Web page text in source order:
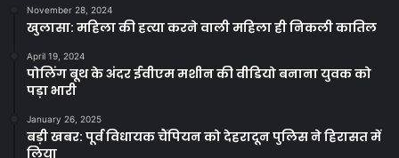
November 28, 2024
खुलासा: महिला की हत्या करने वाली महिला ही निकली कातिल
April 19, 2024
पोलिंग बूथ के अंदर ईवीएम मशीन की वीडियो बनाना युवक को
पड़ा भारी
January 26, 2025
बड़ी खबर: पूर्व विधायक चैंपियन को देहरादून पुलिस ने हिरासत में
लिया